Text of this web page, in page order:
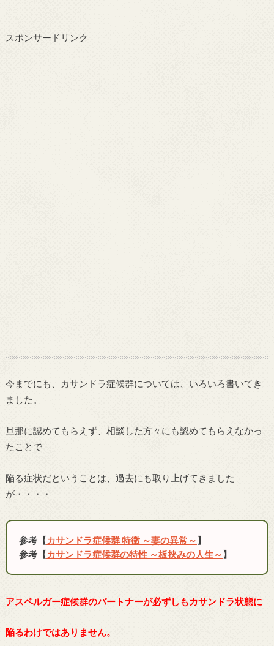
スポンサードリンク
今までにも、カサンドラ症候群については、いろいろ書いてき
ました。
旦那に認めてもらえず、相談した方々にも認めてもらえなかっ
たことで
陥る症状だということは、過去にも取り上げてきました
が・・・・
参考【カサンドラ症候群 特徴 ～妻の異常～ 】
参考【カサンドラ症候群の特性 ～板挟みの人生～ 】
アスペルガー症候群のパートナーが必ずしもカサンドラ状態に
陥るわけではありません。